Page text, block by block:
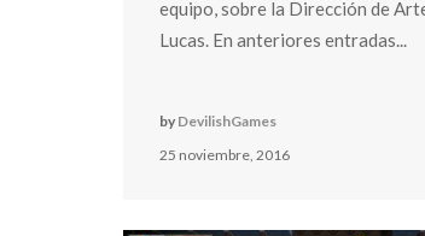
equipo, sobre la Dirección de
Lucas. En anteriores entradas...
25 noviembre, 2016
by DevilishGames